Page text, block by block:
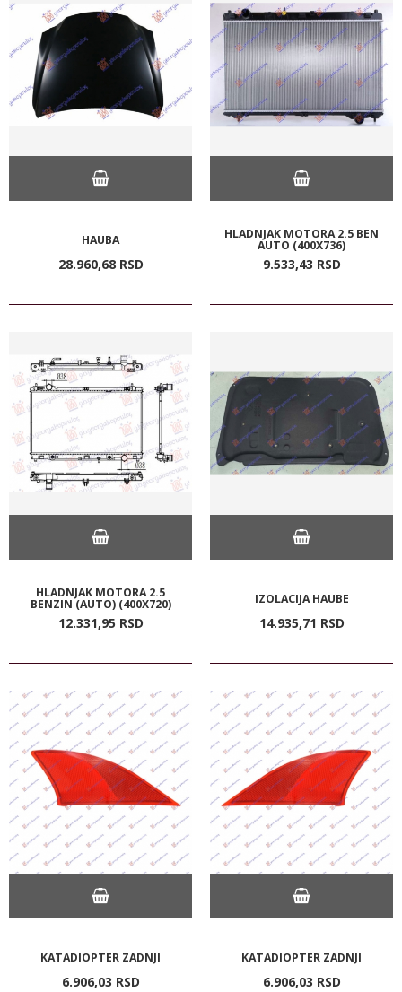
HAUBA
28.960,68 RSD
HLADNJAK MOTORA 2.5 BEN
AUTO (400X736)
9.533,43 RSD
HLADNJAK MOTORA 2.5
BENZIN (AUTO) (400X720)
12.331,95 RSD
IZOLACIJA HAUBE
14.935,71 RSD
KATADIOPTER ZADNJI
6.906,03 RSD
KATADIOPTER ZADNJI
6.906,03 RSD